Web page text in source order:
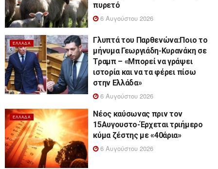
πυρετό
6 Αυγούστου 2026
ΕΛΛΆΔΑ
Γλυπτά του Παρθενώνα:Ποιο το
μήνυμα Γεωργιάδη-Κυρανάκη σε
Τραμπ – «Μπορεί να γράψει
ιστορία και να τα φέρει πίσω
στην Ελλάδα»
6 Αυγούστου 2026
ΕΛΛΆΔΑ
Νέος καύσωνας πριν τον
15Αυγουστο-Έρχεται τριήμερο
κύμα ζέστης με «40άρια»
6 Αυγούστου 2026